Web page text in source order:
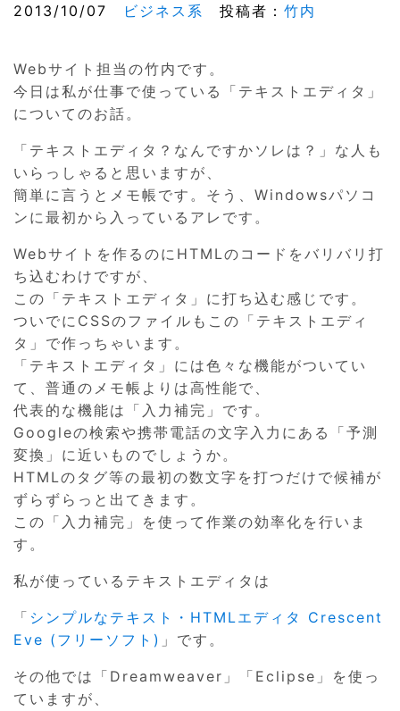
2013/10/07 ビジネス系 投稿者： 竹内
Webサイト担当の竹内です。
今日は私が仕事で使っている「テキストエディタ」
についてのお話。
「テキストエディタ？なんですかソレは？」な人も
いらっしゃると思いますが、
簡単に言うとメモ帳です。そう、Windowsパソコ
ンに最初から入っているアレです。
Webサイトを作るのにHTMLのコードをバリバリ打
ち込むわけですが、
この「テキストエディタ」に打ち込む感じです。
ついでにCSSのファイルもこの「テキストエディ
タ」で作っちゃいます。
「テキストエディタ」には色々な機能がついてい
て、普通のメモ帳よりは高性能で、
代表的な機能は「入力補完」です。
Googleの検索や携帯電話の文字入力にある「予測
変換」に近いものでしょうか。
HTMLのタグ等の最初の数文字を打つだけで候補が
ずらずらっと出てきます。
この「入力補完」を使って作業の効率化を行いま
す。
私が使っているテキストエディタは
「 シンプルなテキスト・HTMLエディタ Crescent
Eve (フリーソフト) 」です。
その他では「Dreamweaver」「Eclipse」を使っ
ていますが、